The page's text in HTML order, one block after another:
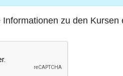
zu den Kursen